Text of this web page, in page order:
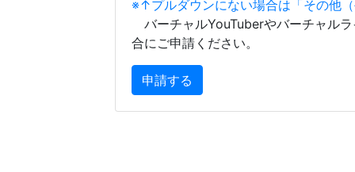
※↑プルダウンにない場合は「その他
バーチャルYouTuberやバーチャル
合にご申請ください。
申請する